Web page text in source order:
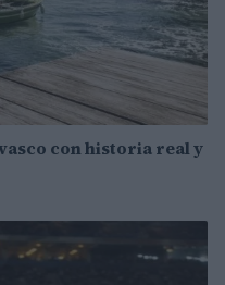
con historia real y